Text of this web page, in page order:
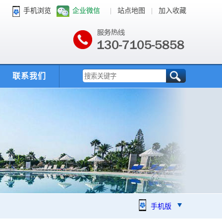
手机浏览 企业微信 站点地图 加入收藏
联系我们
手机版